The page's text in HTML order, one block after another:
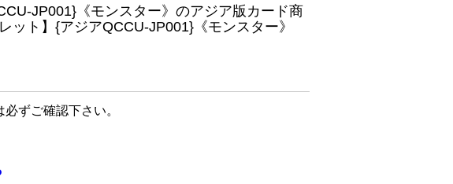
JP001}《モンスター》のアジア版カード商
ト】{アジアQCCU-JP001}《モンスター》
ずご確認下さい。